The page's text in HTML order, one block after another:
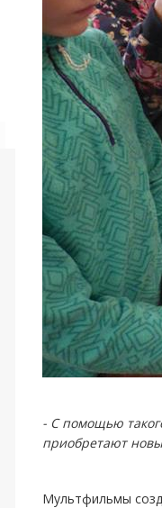
- С помощью
приобретают
Мультфильмы